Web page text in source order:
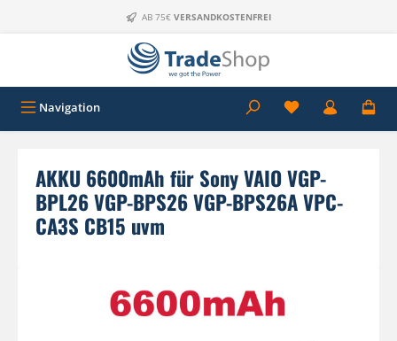
Zum Hauptinhalt springenAB 75€ VERSANDKOSTENFREI
Navigation
AKKU 6600mAh für Sony VAIO VGP-
BPL26 VGP-BPS26 VGP-BPS26A VPC-
CA3S CB15 uvm
Bildergalerie überspringen